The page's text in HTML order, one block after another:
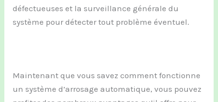
défectueuses et la surveillance générale du
système pour détecter tout problème éventuel.
Maintenant que vous savez comment fonctionne
un système d’arrosage automatique, vous pouvez